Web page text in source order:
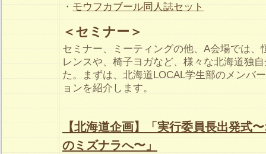
・ モウフカブール同人誌セット
＜セミナー＞
セミナー、ミーティングの他、A会場では、
レンスや、椅子ヨガなど、様々な北海道独
た。まずは、北海道LOCAL学生部のメンバ
ョンを紹介します。
【北海道企画】「実行委員長出発式
のミズナラへ〜」